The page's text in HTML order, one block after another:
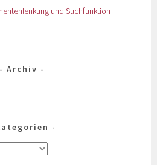
und Suchfunktion
Archiv